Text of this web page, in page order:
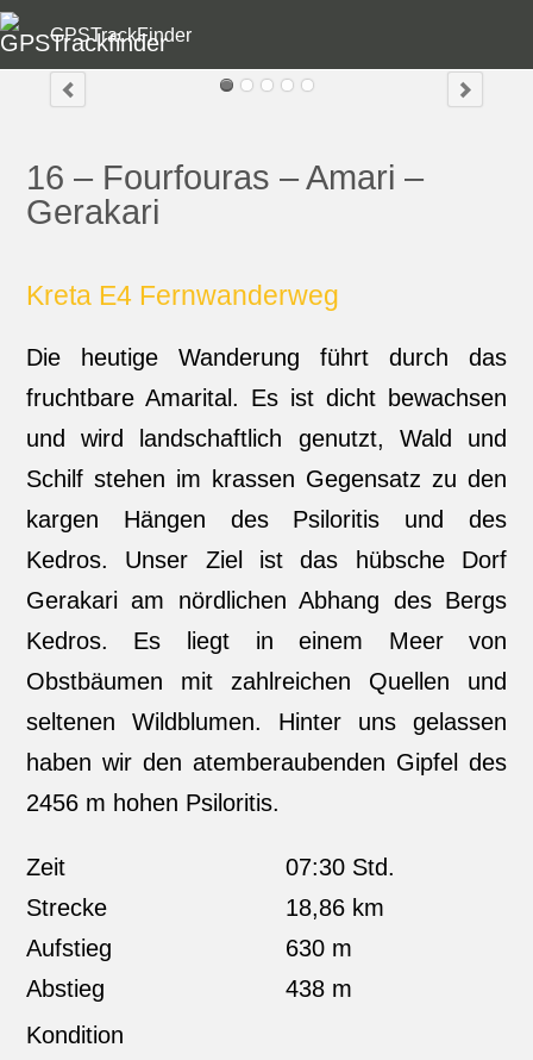
GPSTrackFinder
16 – Fourfouras – Amari –
Gerakari
Kreta E4 Fernwanderweg
Die heutige Wanderung führt durch das
fruchtbare Amarital. Es ist dicht bewachsen
und wird landschaftlich genutzt, Wald und
Schilf stehen im krassen Gegensatz zu den
kargen Hängen des Psiloritis und des
Kedros. Unser Ziel ist das hübsche Dorf
Gerakari am nördlichen Abhang des Bergs
Kedros. Es liegt in einem Meer von
Obstbäumen mit zahlreichen Quellen und
seltenen Wildblumen. Hinter uns gelassen
haben wir den atemberaubenden Gipfel des
2456 m hohen Psiloritis.
Zeit
07:30 Std.
Strecke
18,86 km
Aufstieg
630 m
Abstieg
438 m
Kondition